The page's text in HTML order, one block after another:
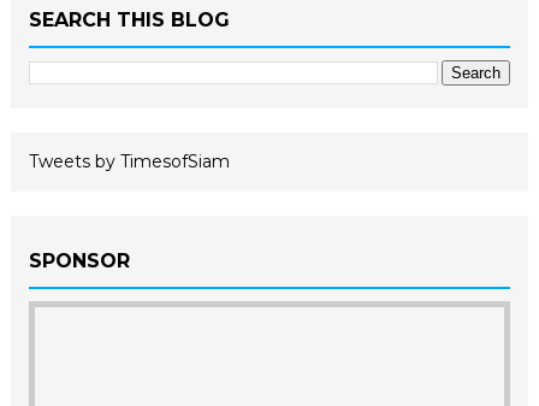
SEARCH THIS BLOG
Tweets by TimesofSiam
SPONSOR